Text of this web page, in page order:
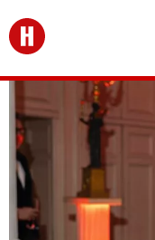
Перейти на главную